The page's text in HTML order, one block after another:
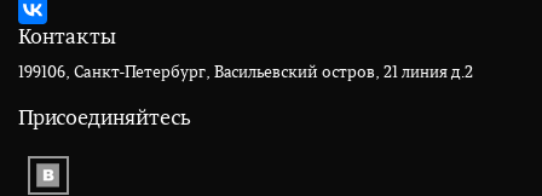
Контакты
199106, Санкт-Петербург, Васильевский остров, 21 линия д.2
Присоединяйтесь